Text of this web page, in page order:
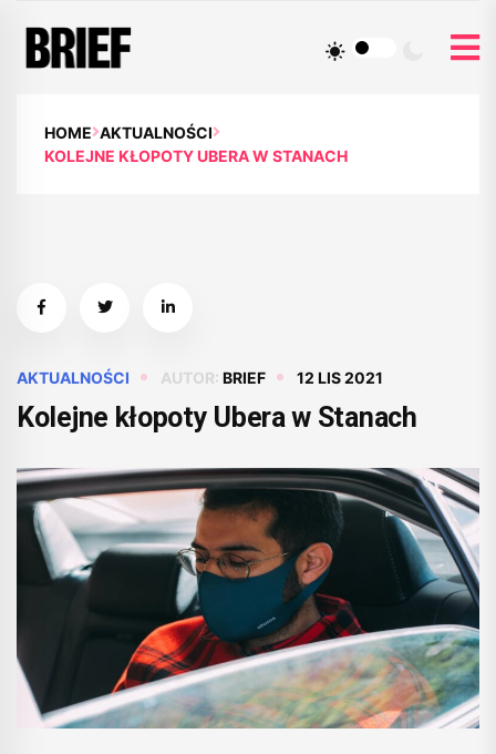
HOME AKTUALNOŚCI
KOLEJNE KŁOPOTY UBERA W STANACH
AKTUALNOŚCI AUTOR: BRIEF 12 LIS 2021
Kolejne kłopoty Ubera w Stanach